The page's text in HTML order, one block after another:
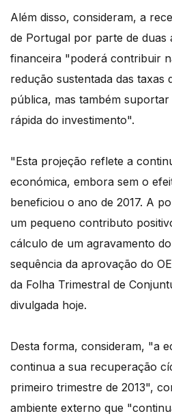
Além disso, consideram, a
de Portugal por parte de duas
financeira "poderá contribuir
redução sustentada das taxas
pública, mas também
rápida do investimento".
"Esta projeção reflete a
económica, embora sem o
beneficiou o ano de 2017. A
um pequeno contributo
cálculo de um agravamento
sequência da aprovação do
da Folha Trimestral de
divulgada hoje.
Desta forma, consideram, "a
continua a sua recuperação
primeiro trimestre de 2013",
ambiente externo que